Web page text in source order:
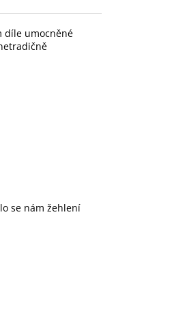
díle umocněné
se nám žehlení